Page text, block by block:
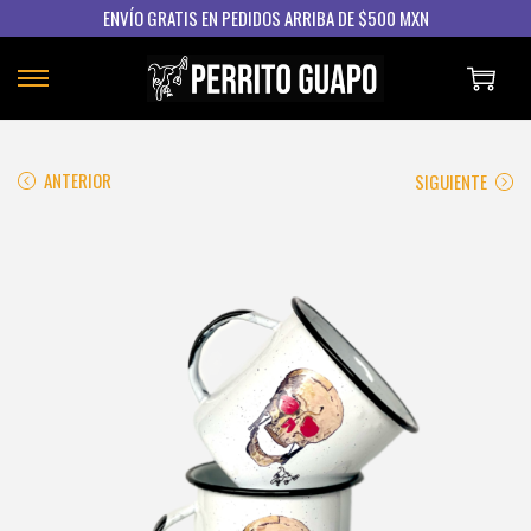
ENVÍO GRATIS EN PEDIDOS ARRIBA DE $500 MXN
S
A
L
N
A
V
S
A
L
O
N
T
ANTERIOR SIGUIENTE